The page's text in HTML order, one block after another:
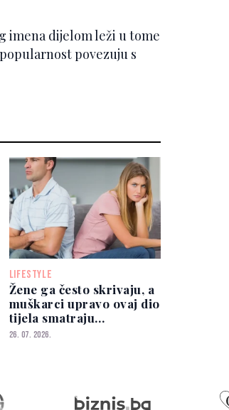
imena dijelom leži u tome
povezuju s
LIFESTYLE
Žene ga često skrivaju, a
muškarci upravo ovaj dio
tijela smatraju
privlačnim
26. 07. 2026.